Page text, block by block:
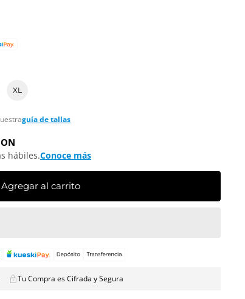
XL
guía de tallas
hábiles.Conoce más
Agregar al carrito
Tu Compra es Cifrada y Segura